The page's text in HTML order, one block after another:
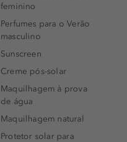
feminino
Perfumes para o Verão
masculino
Sunscreen
Creme pós-solar
Maquilhagem à prova
de água
Maquilhagem natural
Protetor solar para